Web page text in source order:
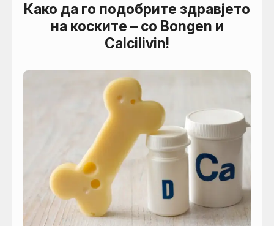
Како да го подобрите здравјето
на коските – со Bongen и
Calcilivin!